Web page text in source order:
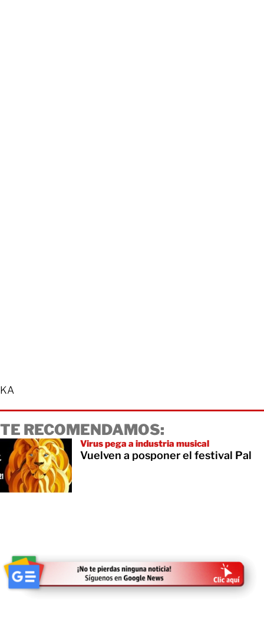
KA
TE RECOMENDAMOS:
Virus pega a industria musical
Vuelven a posponer el festival Pal